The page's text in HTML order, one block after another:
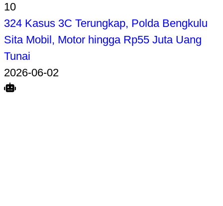
10
324 Kasus 3C Terungkap, Polda Bengkulu
Sita Mobil, Motor hingga Rp55 Juta Uang
Tunai
2026-06-02